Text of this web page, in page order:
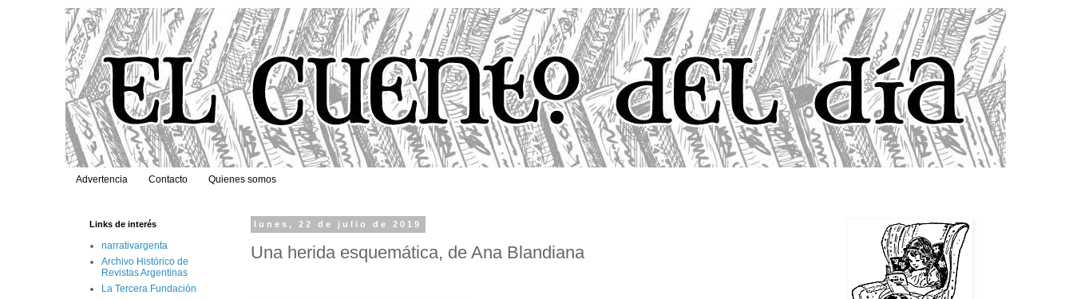
Advertencia Contacto Quienes somos
lunes, 22 de julio de 2019
Una herida esquemática, de Ana Blandiana
Links de interés
narrativargenta
Archivo Histórico de
Revistas Argentinas
La Tercera Fundación